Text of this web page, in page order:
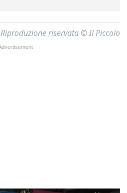
Riproduzione riservata © Il Piccolo